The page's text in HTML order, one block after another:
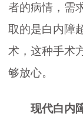
者的病情，需
取的是白内障
术，这种手术
够放心。
现代白内